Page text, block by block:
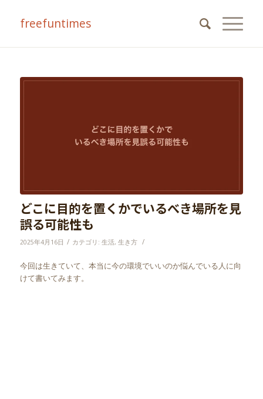
freefuntimes
どこに目的を置くかでいるべき場所を見
誤る可能性も
2025年4月16日 / カテゴリ: 生活, 生き方 /
今回は生きていて、本当に今の環境でいいのか悩んでいる人に向
けて書いてみます。